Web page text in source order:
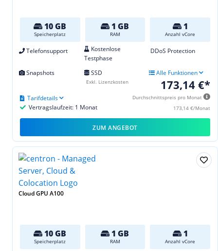
10 GB
Speicherplatz
1 GB
RAM
1
Anzahl vCore
Telefonsupport
Kostenlose
Testphase
DDoS Protection
Snapshots SSD Alle Funktionen
173,14 €*
Durchschnittspreis pro Monat
173,14 €/Monat
Vertragslaufzeit: 1 Monat
Tarifdetails
Exkl. Lizenzkosten
ZUM ANGEBOT
Cloud GPU A100
10 GB
Speicherplatz
1 GB
RAM
1
Anzahl vCore